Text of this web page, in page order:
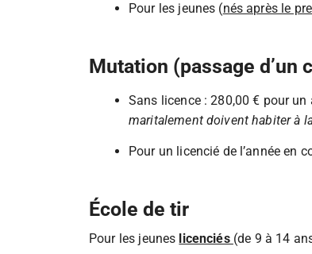
Pour les jeunes (nés après le
Mutation (passage d’un
Sans licence : 280,00 € pour
maritalement doivent habiter à
Pour un licencié de l’année en
École de tir
Pour les jeunes licenciés (de 9 à 14